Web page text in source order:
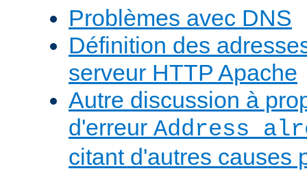
Problèmes avec DNS
Définition des
serveur HTTP Apache
Autre discussion à
d'erreur Address
citant d'autres causes